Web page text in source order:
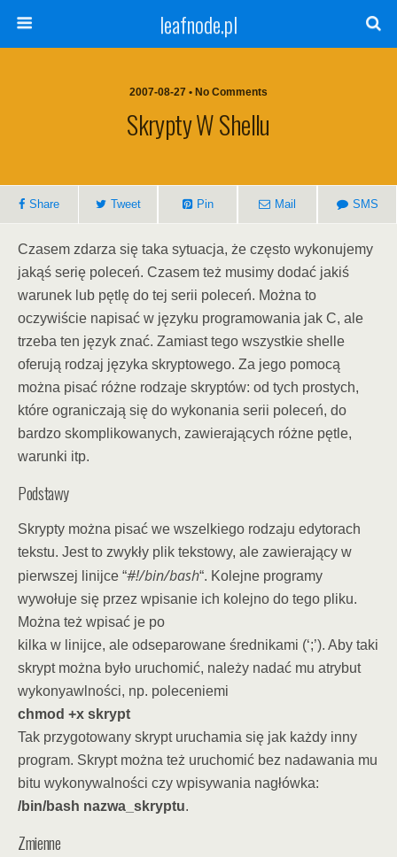
leafnode.pl
2007-08-27 • No Comments
Skrypty W Shellu
Share Tweet Pin Mail SMS
Czasem zdarza się taka sytuacja, że często wykonujemy
jakąś serię poleceń. Czasem też musimy dodać jakiś
warunek lub pętlę do tej serii poleceń. Można to
oczywiście napisać w języku programowania jak C, ale
trzeba ten język znać. Zamiast tego wszystkie shelle
oferują rodzaj języka skryptowego. Za jego pomocą
można pisać różne rodzaje skryptów: od tych prostych,
które ograniczają się do wykonania serii poleceń, do
bardzo skomplikowanych, zawierających różne pętle,
warunki itp.
Podstawy
Skrypty można pisać we wszelkiego rodzaju edytorach
tekstu. Jest to zwykły plik tekstowy, ale zawierający w
pierwszej linijce “#!/bin/bash“. Kolejne programy
wywołuje się przez wpisanie ich kolejno do tego pliku.
Można też wpisać je po
kilka w linijce, ale odseparowane średnikami (‘;’). Aby taki
skrypt można było uruchomić, należy nadać mu atrybut
wykonyawlności, np. poleceniemi
chmod +x skrypt
Tak przygotowany skrypt uruchamia się jak każdy inny
program. Skrypt można też uruchomić bez nadawania mu
bitu wykonywalności czy wpisywania nagłówka:
/bin/bash nazwa_skryptu.
Zmienne